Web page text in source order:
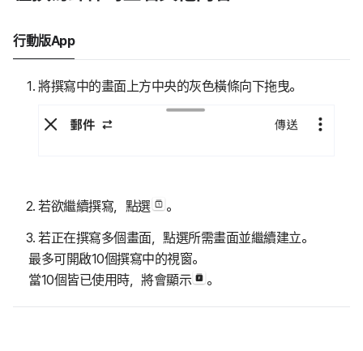
行動版App
將撰寫中的畫面上方中央的灰色橫條向下拖曳。
若欲繼續撰寫，點選 。
若正在撰寫多個畫面，點選所需畫面並繼續建立。
最多可開啟10個撰寫中的視窗。
當10個皆已使用時，將會顯示
。